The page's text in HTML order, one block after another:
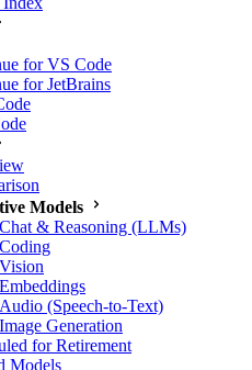
for VS Code
for JetBrains
Models
Chat & Reasoning (LLMs)
Coding
Vision
Embeddings
Audio (Speech-to-Text)
Image Generation
for Retirement
Models